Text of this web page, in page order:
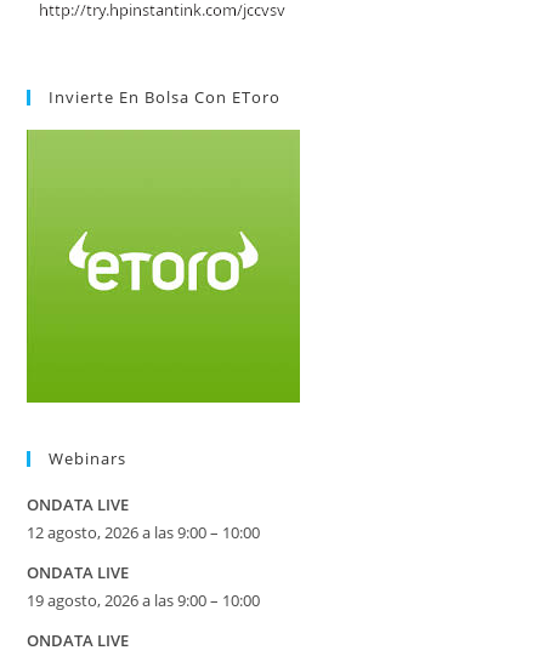
Invierte En Bolsa Con EToro
Webinars
ONDATA LIVE
12 agosto, 2026 a las 9:00 – 10:00
ONDATA LIVE
19 agosto, 2026 a las 9:00 – 10:00
ONDATA LIVE